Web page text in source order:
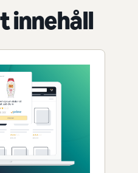
innehåll